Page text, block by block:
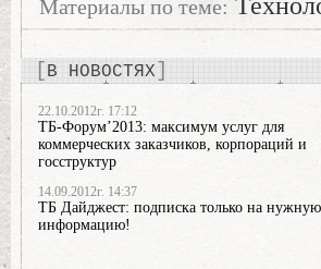
Материалы по теме:
В НОВОСТЯХ
22.10.2012г. 17:12
ТБ-Форум’2013: максимум услуг для
коммерческих заказчиков, корпораций и
госструктур
14.09.2012г. 14:37
ТБ Дайджест: подписка только на нужную
информацию!